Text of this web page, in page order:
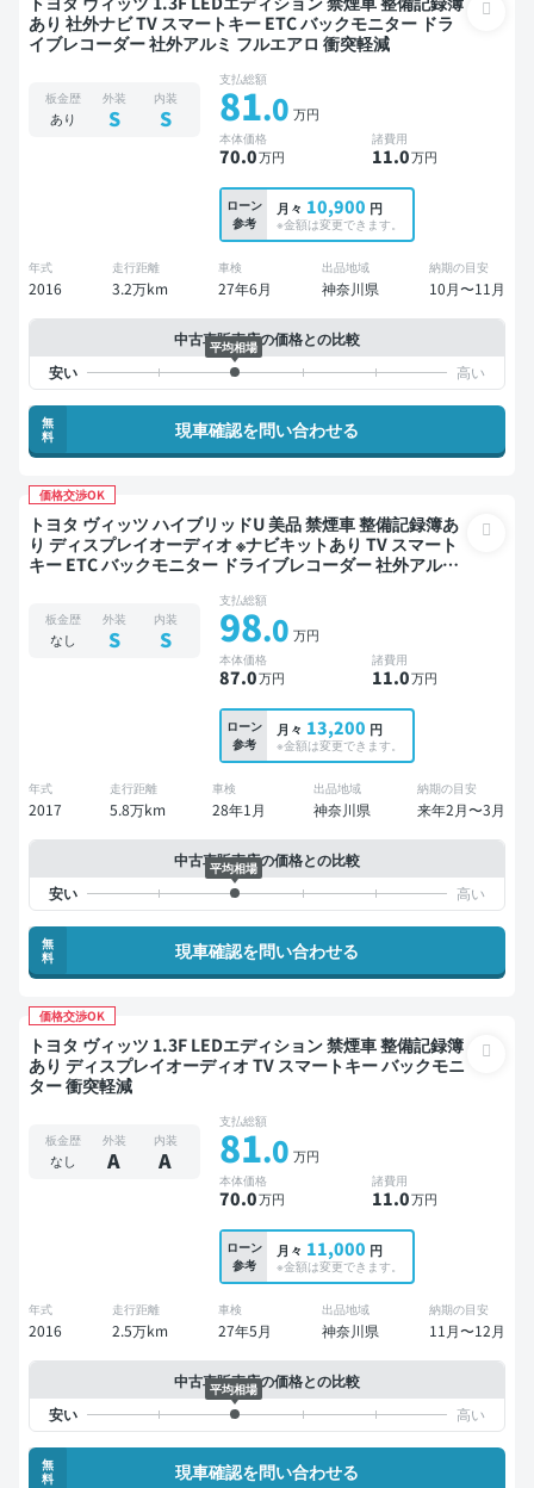
あり 社外ナビ TV スマートキー ETC バックモニター ドラ
イブレコーダー 社外アルミ フルエアロ 衝突軽減
板金歴
あり
外装
S
内装
S
支払総額
81.0 万円
本体価格
70.0万円
諸費用
11.0万円
ローン
参考
月々 10,900 円
※金額は変更できます。
年式
2016
走行距離
3.2万km
車検
27年6月
出品地域
神奈川県
納期の目安
10月〜11月
中古車販売店の価格との比較
平均相場
無
料
現車確認を問い合わせる
価格交渉OK
トヨタ ヴィッツ ハイブリッドU 美品 禁煙車 整備記録簿あ
り ディスプレイオーディオ ※ナビキットあり TV スマート
キー ETC バックモニター ドライブレコーダー 社外アルミ
板金歴
なし
外装
S
内装
S
支払総額
98.0 万円
本体価格
87.0万円
諸費用
11.0万円
ローン
参考
月々 13,200 円
※金額は変更できます。
年式
2017
走行距離
5.8万km
車検
28年1月
出品地域
神奈川県
納期の目安
来年2月〜3月
中古車販売店の価格との比較
平均相場
無
料
現車確認を問い合わせる
価格交渉OK
トヨタ ヴィッツ 1.3F LEDエディション 禁煙車 整備記録簿
あり ディスプレイオーディオ TV スマートキー バックモニ
ター 衝突軽減
板金歴
なし
外装
A
内装
A
支払総額
81.0 万円
本体価格
70.0万円
諸費用
11.0万円
ローン
参考
月々 11,000 円
※金額は変更できます。
年式
2016
走行距離
2.5万km
車検
27年5月
出品地域
神奈川県
納期の目安
11月〜12月
中古車販売店の価格との比較
平均相場
無
料
現車確認を問い合わせる